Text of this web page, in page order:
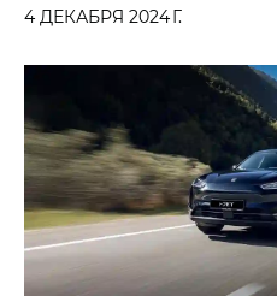
4 ДЕКАБРЯ 2024 Г.